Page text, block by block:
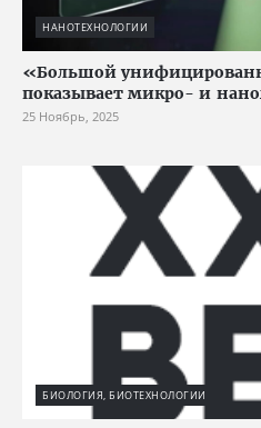
НАНОТЕХНОЛОГИИ
«Большой
показывает микро- и
25 Ноябрь, 2025
БИОЛОГИЯ, БИОТЕХНОЛОГИИ